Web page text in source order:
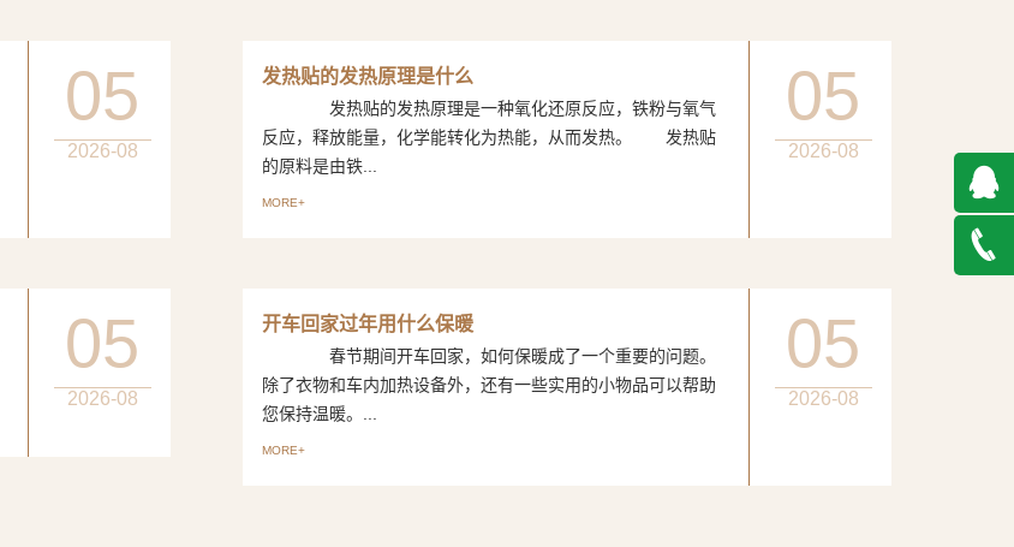
05
2026-08
发热贴的发热原理是什么
发热贴的发热原理是一种氧化还原反应，铁粉与氧气
反应，释放能量，化学能转化为热能，从而发热。 发热贴
的原料是由铁...
MORE+
05
2026-08
05
2026-08
开车回家过年用什么保暖
春节期间开车回家，如何保暖成了一个重要的问题。
除了衣物和车内加热设备外，还有一些实用的小物品可以帮助
您保持温暖。...
MORE+
05
2026-08
QQ在